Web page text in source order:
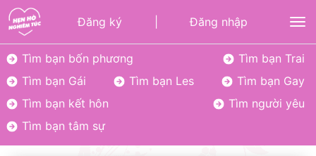
Đăng ký Đăng nhập
Tìm bạn bốn phương
Tìm bạn Trai
Tìm bạn Gái
Tìm bạn Les
Tìm bạn Gay
Tìm bạn kết hôn
Tìm người yêu
Tìm bạn tâm sự